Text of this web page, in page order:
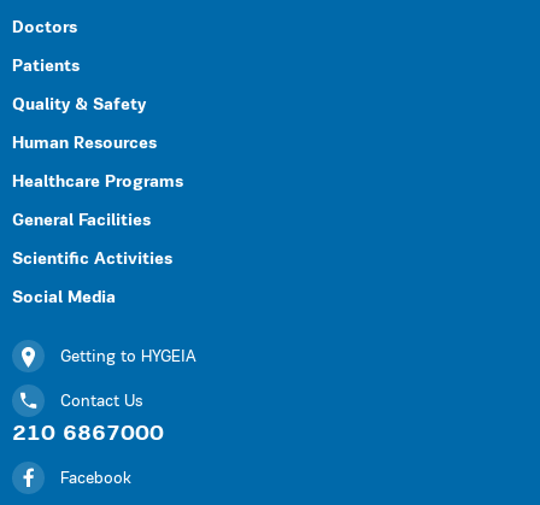
Doctors
Patients
Quality & Safety
Human Resources
Healthcare Programs
General Facilities
Scientific Activities
Social Media
Getting to HYGEIA
Contact Us
210 6867000
Facebook